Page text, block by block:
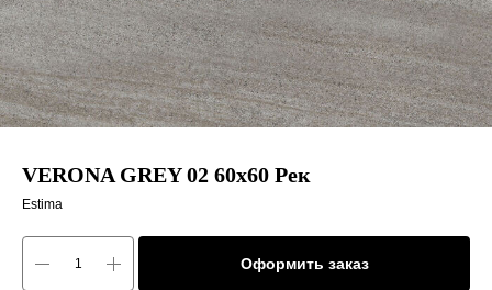
VERONA GREY 02 60x60 Рек
Estima
Оформить заказ